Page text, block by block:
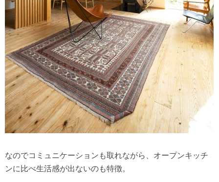
なのでコミュニケーションも取れながら、オープンキッチ
ンに比べ生活感が出ないのも特徴。